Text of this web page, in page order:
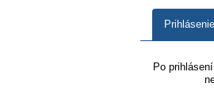
Prihlásenie
Po